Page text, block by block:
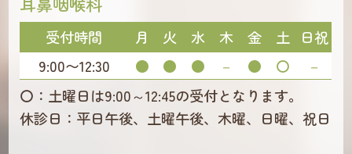
〇：土曜日は9:00～12:45の受付となります。
休診日：平日午後、土曜午後、木曜、日曜、祝日
受付時間 月 火 水 木 金 土
日祝
9:00〜12:30
● ● ● － ● 〇 －